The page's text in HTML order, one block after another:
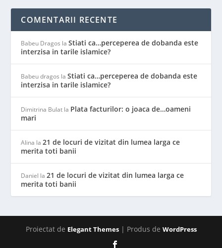
COMENTARII RECENTE
Babeu Dragos laStiati ca…perceperea de dobanda este
interzisa in tarile islamice?
Babeu dragos laStiati ca…perceperea de dobanda este
interzisa in tarile islamice?
Dimitrina Bulat la Plata facturilor: o joaca de…oameni
mari
Alina la21 de locuri de vizitat din lumea larga ce
merita toti banii
Daniel la21 de locuri de vizitat din lumea larga ce
merita toti banii
Proiectat de Elegant Themes| Produs de WordPress